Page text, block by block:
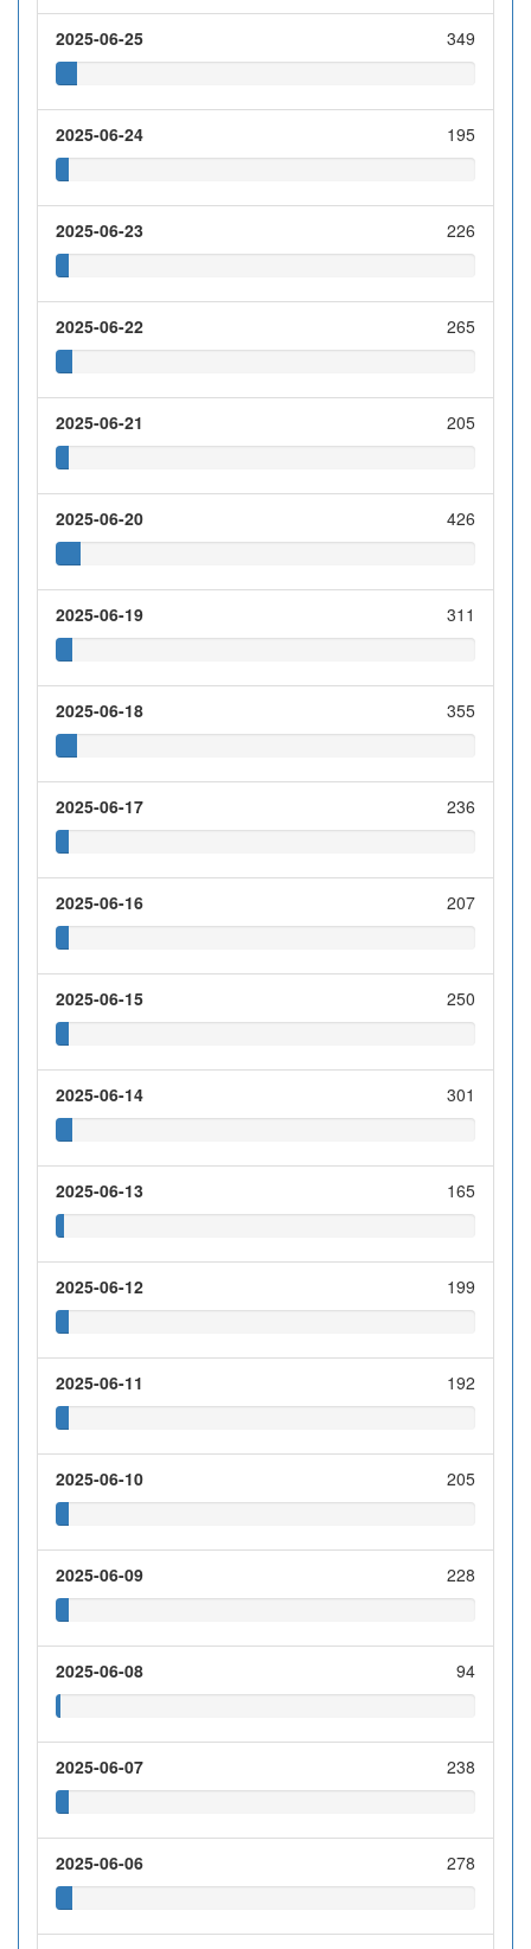
2025-06-25 349
2025-06-24 195
2025-06-23 226
2025-06-22 265
2025-06-21 205
2025-06-20 426
2025-06-19 311
2025-06-18 355
2025-06-17 236
2025-06-16 207
2025-06-15 250
2025-06-14 301
2025-06-13 165
2025-06-12 199
2025-06-11 192
2025-06-10 205
2025-06-09 228
2025-06-08 94
2025-06-07 238
2025-06-06 278